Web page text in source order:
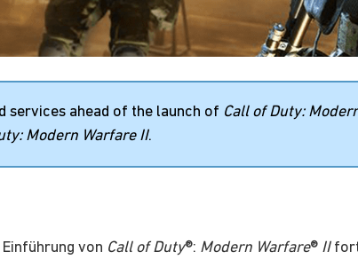
services ahead of the launch of Call of Duty:
Modern Warfare II.
von Call of Duty®: Modern Warfare® II